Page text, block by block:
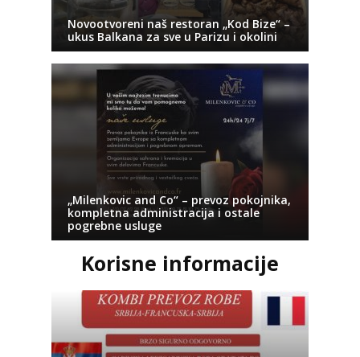
Novootvoreni naš restoran „Kod Bize“ –
ukus Balkana za sve u Parizu i okolini
„Milenkovic and Co“ – prevoz pokojnika,
kompletna administracija i ostale
pogrebne usluge
Korisne informacije